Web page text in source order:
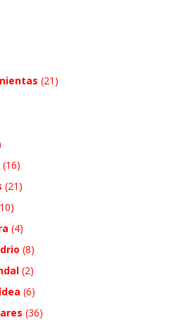
(21)
(16)
(21)
(4)
(8)
(2)
(6)
(36)